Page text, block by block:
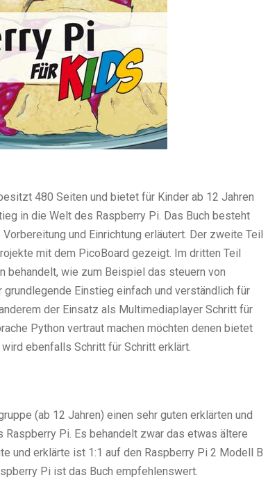
480 Seiten und bietet für Kinder ab 12 Jahren
in die Welt des Raspberry Pi. Das Buch besteht
und Einrichtung erläutert. Der zweite Teil
mit dem PicoBoard gezeigt. Im dritten Teil
behandelt, wie zum Beispiel das steuern von
Einstieg einfach und verständlich für
der Einsatz als Multimediaplayer Schritt für
Python vertraut machen möchten denen bietet
ebenfalls Schritt für Schritt erklärt.
(ab 12 Jahren) einen sehr guten erklärten und
Pi. Es behandelt zwar das etwas ältere
und erklärte ist 1:1 auf den Raspberry Pi 2 Modell B
Pi ist das Buch empfehlenswert.